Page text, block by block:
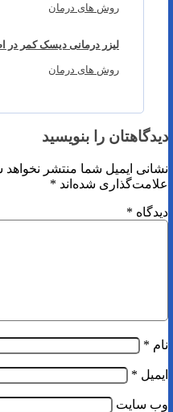
روش های درمان
لیزر درمانی دیسک کمر در
روش های درمان
دیدگاهتان را بنویسید
نشانی ایمیل شما منتشر نخواهد
علامت‌گذاری شده‌اند *
دیدگاه *
نام *
ایمیل *
وب‌ سایت